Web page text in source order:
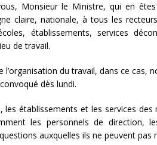
Monsieur le Ministre, qui en
claire, nationale, à tous les
établissements, services
de travail.
du travail, dans ce cas,
dès lundi.
établissements et les services
les personnels de direction,
auxquelles ils ne peuvent pas